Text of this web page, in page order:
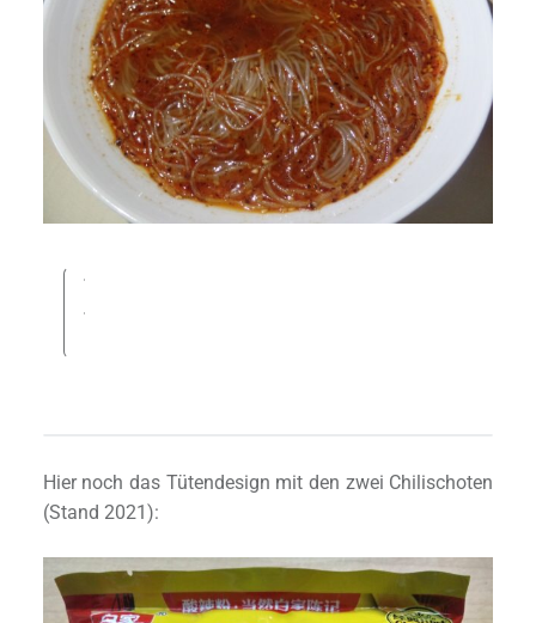
Hier noch das Tütendesign mit den zwei Chilischoten
(Stand 2021):